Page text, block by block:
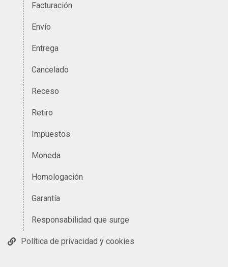
Facturación
Envío
Entrega
Cancelado
Receso
Retiro
Impuestos
Moneda
Homologación
Garantía
Responsabilidad que surge
Política de privacidad y cookies